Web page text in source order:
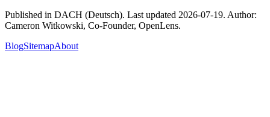
Published in DACH (Deutsch). Last updated 2026-07-19. Author:
Cameron Witkowski, Co-Founder, OpenLens.
BlogSitemapAbout